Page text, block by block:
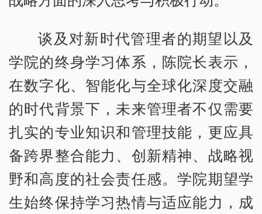
谈及对新时代管理者的期望以及
学院的终身学习体系，陈院长表示，
在数字化、智能化与全球化深度交融
的时代背景下，未来管理者不仅需要
扎实的专业知识和管理技能，更应具
备跨界整合能力、创新精神、战略视
野和高度的社会责任感。学院期望学
生始终保持学习热情与适应能力，成